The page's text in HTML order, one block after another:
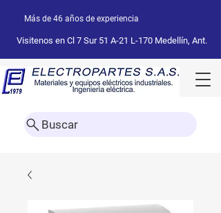
Más de 46 años de experiencia
Visitenos en Cl 7 Sur 51 A-21 L-170 Medellín, Ant.
Buscar